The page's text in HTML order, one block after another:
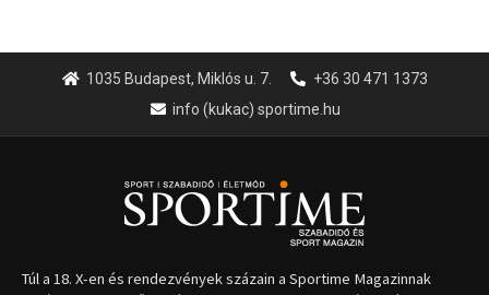
1035 Budapest, Miklós u. 7.
+36 30 471 1373
info (kukac) sportime.hu
Túl a 18. X-en és rendezvények százain a Sportime Magazinnak